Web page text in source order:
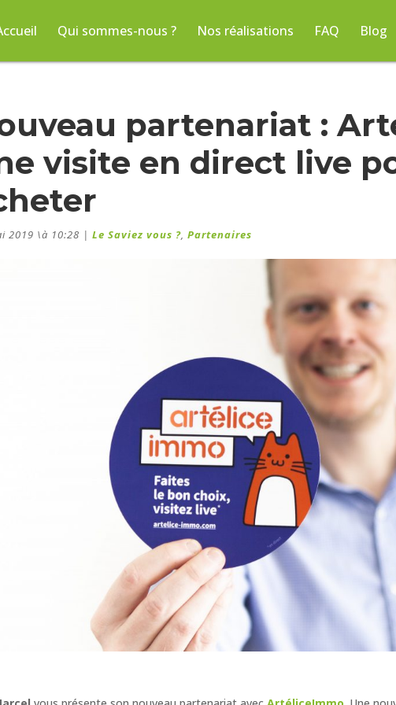
Qui sommes-nous ? Nos réalisations FAQ Blog
partenariat :
visite en direct live
2019 \à 10:28 |Le Saviez vous ?,Partenaires